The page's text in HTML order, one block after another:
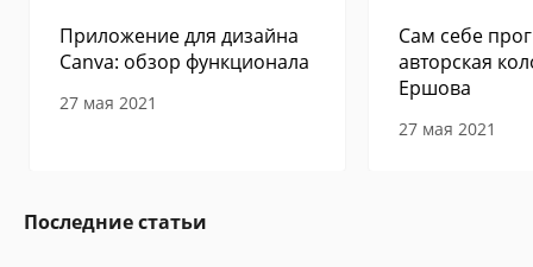
Приложение для дизайна
Canva: обзор функционала
27 мая 2021
Сам себе
авторская
Ершова
27 мая 2021
Последние статьи